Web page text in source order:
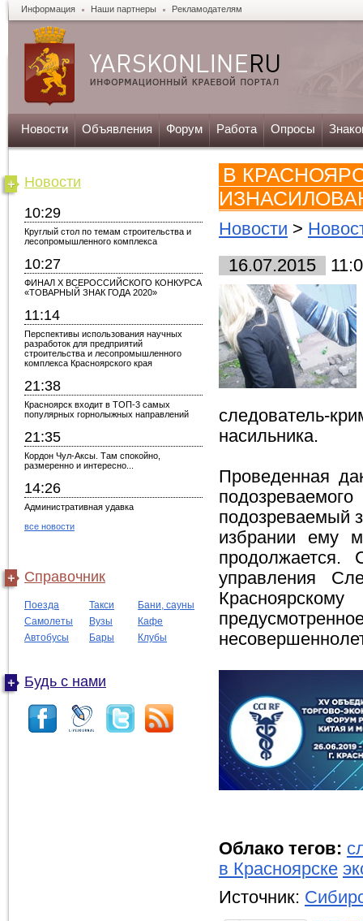
Информация Наши партнеры Рекламодателям
Новости Объявления Форум Работа Опросы
Новости
10:29
Круглый стол по темам строительства и
лесопромышленного комплекса
10:27
ФИНАЛ X ВСЕРОССИЙСКОГО КОНКУРСА
«ТОВАРНЫЙ ЗНАК ГОДА 2020»
11:14
Перспективы использования научных
разработок для предприятий
строительства и лесопромышленного
комплекса Красноярского края
21:38
Красноярск входит в ТОП-3 самых
популярных горнолыжных направлений
21:35
Кордон Чул-Аксы. Там спокойно,
размеренно и интересно...
14:26
Административная удавка
все новости
Справочник
Поезда Такси
Бани, сауны
Самолеты
Вузы
Кафе
Автобусы
Бары Клубы
Будь с нами
В
Новости >
16.07.2015
следователь-
насильника.
Проведенная
подозреваемый
избрании ему
продолжается.
управления
Облако тегов:
в Красноярске
Источник: